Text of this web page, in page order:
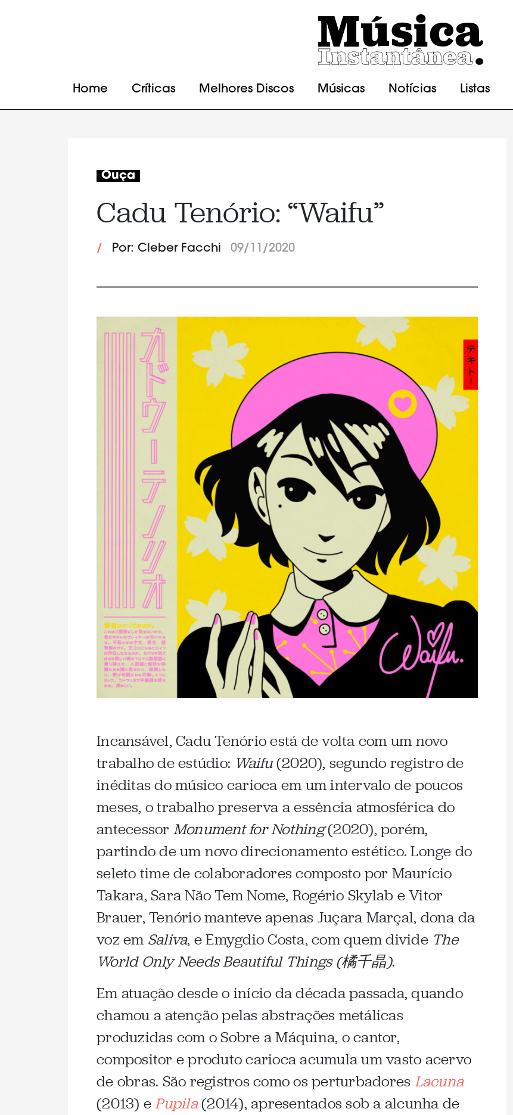
Home Críticas Melhores Discos Músicas Notícias Listas
Ouça
Cadu Tenório: “Waifu”
/ Por: Cleber Facchi 09/11/2020
Incansável, Cadu Tenório está de volta com um novo
trabalho de estúdio: Waifu(2020), segundo registro de
inéditas do músico carioca em um intervalo de poucos
meses, o trabalho preserva a essência atmosférica do
antecessor Monument for Nothing(2020), porém,
partindo de um novo direcionamento estético. Longe do
seleto time de colaboradores composto por Maurício
Takara, Sara Não Tem Nome, Rogério Skylab e Vitor
Brauer, Tenório manteve apenas Juçara Marçal, dona da
voz em Saliva, e Emygdio Costa, com quem divide The
World Only Needs Beautiful Things (橘千晶).
Em atuação desde o início da década passada, quando
chamou a atenção pelas abstrações metálicas
produzidas com o Sobre a Máquina, o cantor,
compositor e produto carioca acumula um vasto acervo
de obras. São registros como os perturbadores Lacuna
(2013) ePupila(2014), apresentados sob a alcunha de